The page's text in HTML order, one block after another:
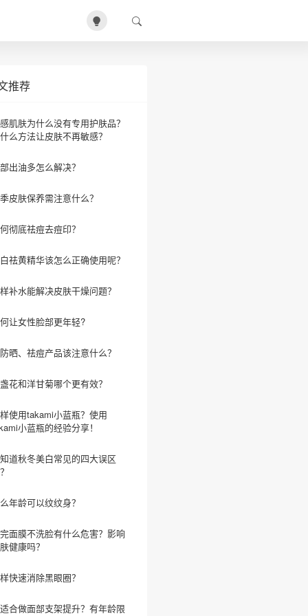
推荐
肌肤为什么没有专用护肤品？
么方法让皮肤不再敏感？
出油多怎么解决？
皮肤保养需注意什么？
彻底祛痘去痘印？
祛黄精华该怎么正确使用呢？
补水能解决皮肤干燥问题？
让女性脸部更年轻?
晒、祛痘产品该注意什么？
花和洋甘菊哪个更有效？
使用takami小蓝瓶？使用
小蓝瓶的经验分享！
道秋冬美白常见的四大误区
年龄可以纹纹身？
面膜不洗脸有什么危害？影响
健康吗？
快速消除黑眼圈？
合做面部支架提升？有年龄限